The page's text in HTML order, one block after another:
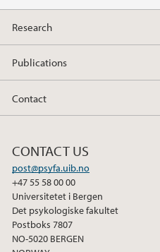
Research
Publications
Contact
CONTACT US
post@psyfa.uib.no
+47 55 58 00 00
Universitetet i Bergen
Det psykologiske fakultet
Postboks 7807
NO-5020 BERGEN